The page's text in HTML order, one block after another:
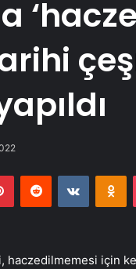
PinterestReddit
haczedilmemesi için